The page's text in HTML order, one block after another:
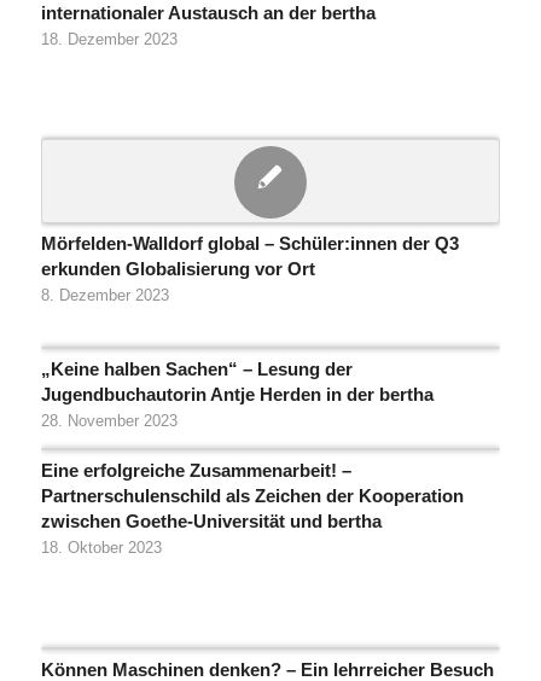
internationaler Austausch an der bertha
18. Dezember 2023
Mörfelden-Walldorf global – Schüler:innen der Q3
erkunden Globalisierung vor Ort
8. Dezember 2023
„Keine halben Sachen“ – Lesung der
Jugendbuchautorin Antje Herden in der bertha
28. November 2023
Eine erfolgreiche Zusammenarbeit! –
Partnerschulenschild als Zeichen der Kooperation
zwischen Goethe-Universität und bertha
18. Oktober 2023
Können Maschinen denken? – Ein lehrreicher Besuch